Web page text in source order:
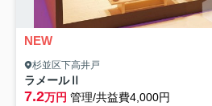
NEW
杉並区下高井戸
ラメールⅡ
7.2万円 管理/共益費4,000円